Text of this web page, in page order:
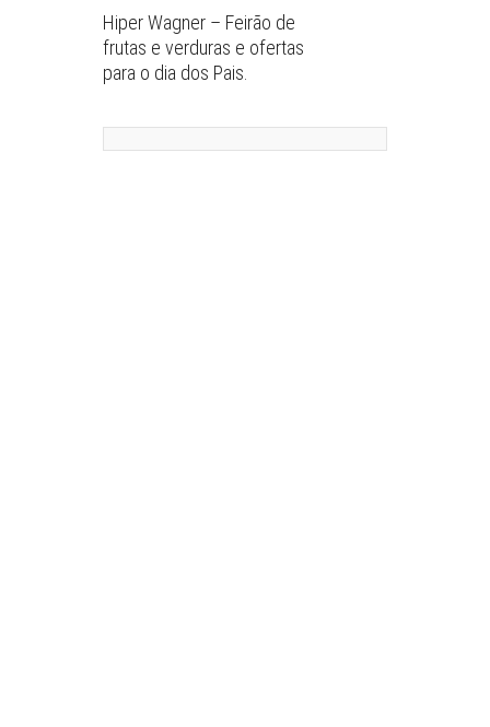
Hiper Wagner – Feirão de
frutas e verduras e ofertas
para o dia dos Pais.